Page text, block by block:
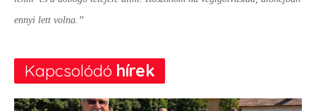
ennyi lett volna.”
Kapcsolódó hírek